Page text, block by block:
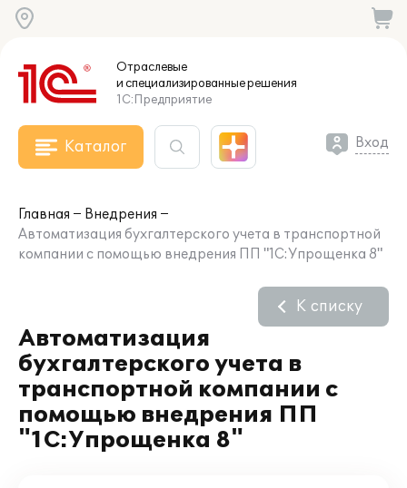
Отраслевые
и специализированныерешения
1С:Предприятие
Каталог Вход
Главная
Внедрения
Автоматизация бухгалтерского учета в транспортной
компании с помощью внедрения ПП "1С:Упрощенка 8"
Автоматизация
бухгалтерского учета в
транспортной компании с
помощью внедрения ПП
"1С:Упрощенка 8"
К списку